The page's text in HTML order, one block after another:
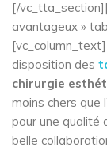
[/
avantageux »
disposition des
chirurgie
moins chers que
pour une qualité
belle